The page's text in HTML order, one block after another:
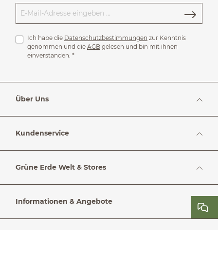
Ich habe die Datenschutzbestimmungen zur Kenntnis
genommen und die AGB gelesen und bin mit ihnen
einverstanden. *
Über Uns
Kundenservice
Grüne Erde Welt & Stores
Informationen & Angebote